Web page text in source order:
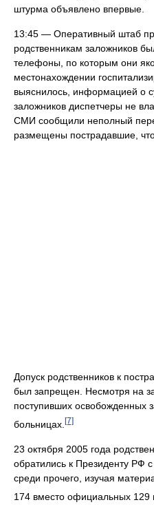
штурма объявлено впервые.
13:45 — Оперативный штаб
родственникам заложников
телефоны, по которым они
местонахождении
выяснилось, информацией о
заложников диспетчеры не
СМИ сообщили неполный
размещены пострадавшие,
Допуск родственников к
был запрещен. Несмотря на
поступивших освобожденных
больницах. [7]
23 октября 2005 года
обратились к Президенту РФ
среди прочего, изучая
174 вместо официальных 129